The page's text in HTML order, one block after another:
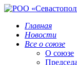
Главная
Новости
Все о союзе
О союзе